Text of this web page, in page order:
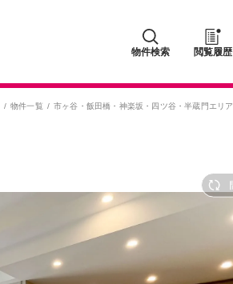
物件検索 閲覧履歴
物件一覧 市ヶ谷・飯田橋・神楽坂・四ツ谷・半蔵門エリア